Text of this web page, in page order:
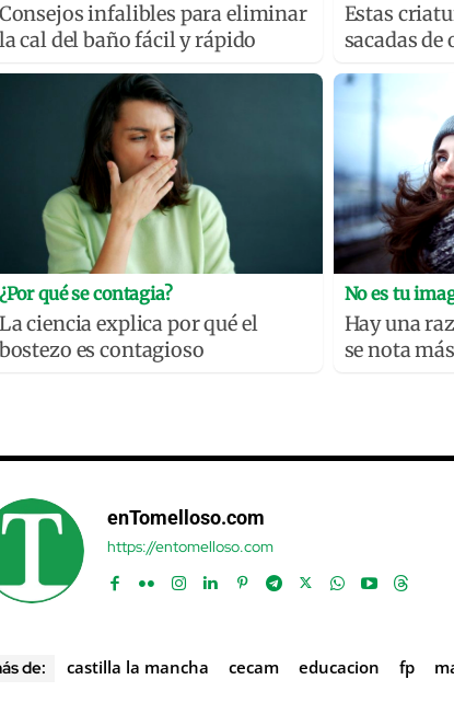
Consejos infalibles para eliminar
la cal del baño fácil y rápido
Estas
sacadas
¿Por qué se contagia?
La ciencia explica por qué el
bostezo es contagioso
No es tu
Hay una
se nota
enTomelloso.com
https://entomelloso.com
de: castilla la mancha cecam educacion fp